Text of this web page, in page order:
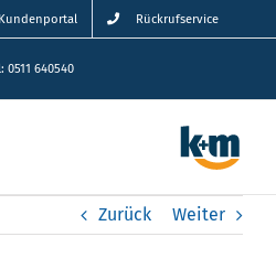
Kundenportal Rückrufservice
0511 640540
Zurück Weiter